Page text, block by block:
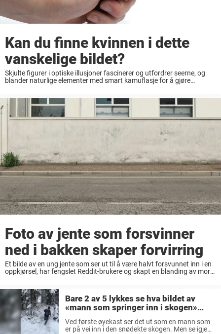
Kan du finne kvinnen i dette
vanskelige bildet?
Skjulte figurer i optiske illusjoner fascinerer og utfordrer seerne, og
blander naturlige elementer med smart kamuflasje for å gjøre
Foto av jente som forsvinner
ned i bakken skaper forvirring
Et bilde av en ung jente som ser ut til å være halvt forsvunnet inn i en
oppkjørsel, har fengslet Reddit-brukere og skapt en blanding av moro,
Bare 2 av 5 lykkes se hva bildet av
«mann som springer inn i skogen»
egentlig forestiller – kan du?
Ved første øyekast ser det ut som en mann som
er på vei inn i den snødekte skogen. Men se igjen